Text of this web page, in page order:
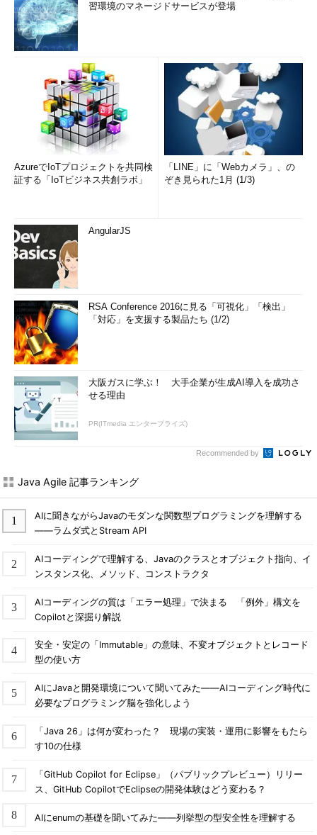
習環境のマネージドサービスが登場
AzureでIoTプロジェクトを共同検
証する「IoTビジネス共創ラボ」
「LINE」に「Webカメラ」、の
ぞき見られた1月 (1/3)
AngularJS
RSA Conference 2016に見る「可視化」「検出」
「対応」を支援する製品たち (1/2)
大阪ガスに学ぶ！ 大手企業が生成AI導入を成功さ
せる理由
PR(ITmedia エンタープライズ)
Recommended by
Java Agile 記事ランキング
AIに聞きながらJavaのモダンな関数型プログラミングを理解する
――ラムダ式とStream API
AIコーディングで理解する、Javaのクラスとオブジェクト指向、イ
ンスタンス化、メソッド、コンストラクタ
AIコーディングの質は「エラー処理」で決まる 「例外」構文を
Copilotと深掘り解説
安全・安定の「Immutable」の意味、不変オブジェクトとレコード
型の使い方
AIにJavaと開発環境について聞いてみた――AIコーディング時代に
必要なプログラミング脳を強化しよう
「Java 26」は何が変わった？ 現場の実装・運用に影響をもたら
す10の仕様
「GitHub Copilot for Eclipse」（パブリックプレビュー）リリー
ス、GitHub CopilotでEclipseの開発体験はどう変わる？
AIにenumの基礎を聞いてみた――列挙型の型安全性を理解する